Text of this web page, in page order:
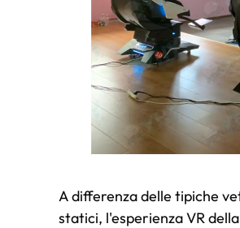
A differenza delle tipiche
statici, l'esperienza VR